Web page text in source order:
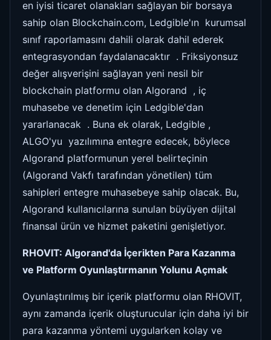
en iyisi ticaret olanakları sağlayan bir borsaya
sahip olan Blockchain.com, Ledgible'ın kurumsal
sınıf raporlamasını dahili olarak dahil ederek
entegrasyondan faydalanacaktır . Friksiyonsuz
değer alışverişini sağlayan yeni nesil bir
blockchain platformu olan Algorand , iç
muhasebe ve denetim için Ledgible'dan
yararlanacak . Buna ek olarak, Ledgible ,
ALGO'yu yazılımına entegre edecek, böylece
Algorand platformunun yerel belirteçinin
(Algorand Vakfı tarafından yönetilen) tüm
sahipleri entegre muhasebeye sahip olacak. Bu,
Algorand kullanıcılarına sunulan büyüyen dijital
finansal ürün ve hizmet paketini genişletiyor.
RHOVIT: Algorand'da İçerikten Para Kazanma
ve Platform Oyunlaştırmanın Yolunu Açmak
Oyunlaştırılmış bir içerik platformu olan RHOVIT,
aynı zamanda içerik oluşturucular için daha iyi bir
para kazanma yöntemi uygularken kolay ve